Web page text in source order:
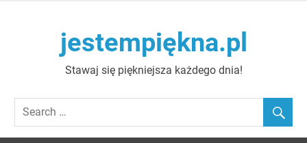
jestempiękna.pl
Stawaj się piękniejsza każdego dnia!